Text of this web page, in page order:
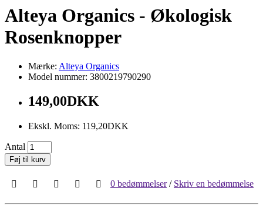
Alteya Organics - Økologisk
Rosenknopper
Mærke: Alteya Organics
Model nummer: 3800219790290
149,00DKK
Ekskl. Moms: 119,20DKK
Antal
Føj til kurv
0 bedømmelser/ Skriv en bedømmelse